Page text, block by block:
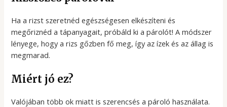
Ha a rizst szeretnéd egészségesen elkészíteni és
megőriznéd a tápanyagait, próbáld ki a párolót! A módszer
lényege, hogy a rizs gőzben fő meg, így az ízek és az állag is
megmarad.
Miért jó ez?
Valójában több ok miatt is szerencsés a pároló használata.